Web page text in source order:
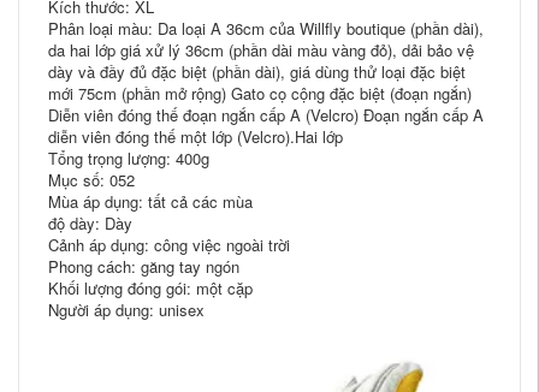
Kích thước: XL
Phân loại màu: Da loại A 36cm của Willfly boutique (phần dài),
da hai lớp giá xử lý 36cm (phần dài màu vàng đỏ), dải bảo vệ
dày và đầy đủ đặc biệt (phần dài), giá dùng thử loại đặc biệt
mới 75cm (phần mở rộng) Gato cọ cộng đặc biệt (đoạn ngắn)
Diễn viên đóng thế đoạn ngắn cấp A (Velcro) Đoạn ngắn cấp A
diễn viên đóng thế một lớp (Velcro).Hai lớp
Tổng trọng lượng: 400g
Mục số: 052
Mùa áp dụng: tất cả các mùa
độ dày: Dày
Cảnh áp dụng: công việc ngoài trời
Phong cách: găng tay ngón
Khối lượng đóng gói: một cặp
Người áp dụng: unisex